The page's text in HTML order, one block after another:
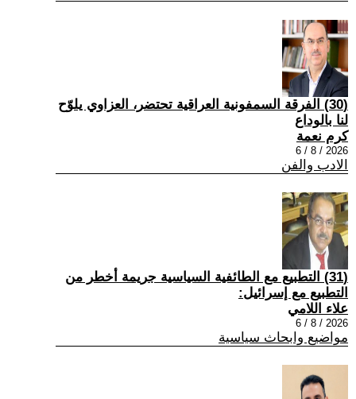
(30) الفرقة السمفونية العراقية تحتضر، العزاوي يلوّح
لنا بالوداع
كرم نعمة
2026 / 8 / 6
الادب والفن
(31) التطبيع مع الطائفية السياسية جريمة أخطر من
التطبيع مع إسرائيل:
علاء اللامي
2026 / 8 / 6
مواضيع وابحاث سياسية